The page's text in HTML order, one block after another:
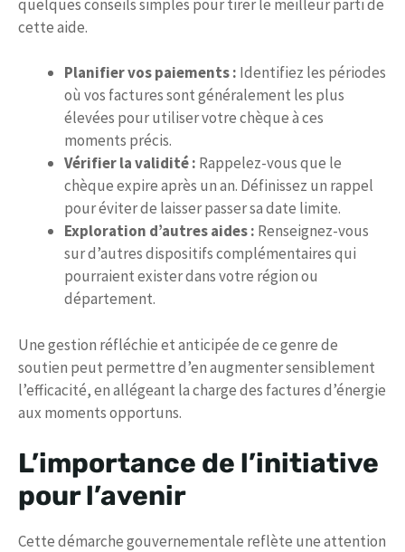
quelques conseils simples pour tirer le meilleur parti de
cette aide.
Planifier vos paiements : Identifiez les périodes
où vos factures sont généralement les plus
élevées pour utiliser votre chèque à ces
moments précis.
Vérifier la validité : Rappelez-vous que le
chèque expire après un an. Définissez un rappel
pour éviter de laisser passer sa date limite.
Exploration d’autres aides : Renseignez-vous
sur d’autres dispositifs complémentaires qui
pourraient exister dans votre région ou
département.
Une gestion réfléchie et anticipée de ce genre de
soutien peut permettre d’en augmenter sensiblement
l’efficacité, en allégeant la charge des factures d’énergie
aux moments opportuns.
L’importance de l’initiative
pour l’avenir
Cette démarche gouvernementale reflète une attention